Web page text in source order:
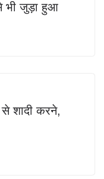
से भी जुड़ा हुआ
शादी करने,